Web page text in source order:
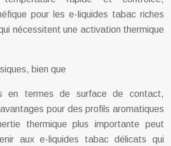
pour les e-liquides tabac riches
nécessitent une activation thermique
bien que
en termes de surface de contact,
pour des profils aromatiques
thermique plus importante peut
aux e-liquides tabac délicats qui